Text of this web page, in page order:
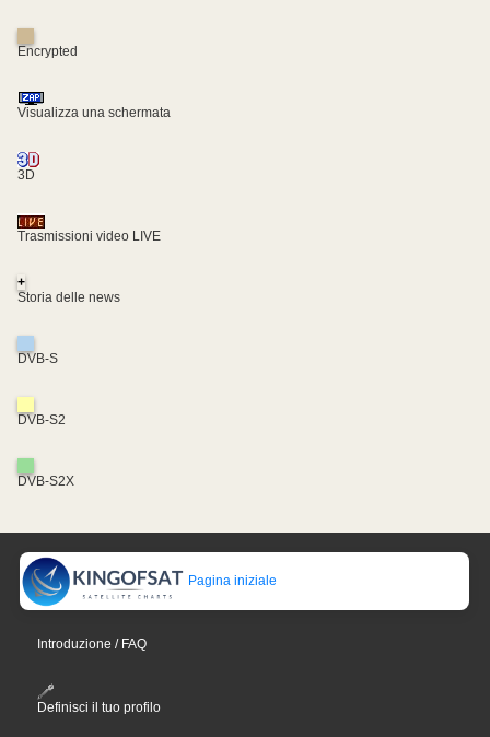
Encrypted
Visualizza una schermata
3D
Trasmissioni video LIVE
+
Storia delle news
DVB-S
DVB-S2
DVB-S2X
Pagina iniziale
Introduzione / FAQ
Definisci il tuo profilo